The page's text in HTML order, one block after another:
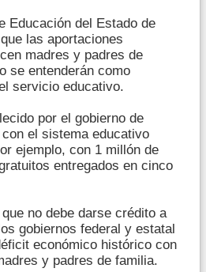
Educación del Estado de
las aportaciones
madres y padres de
se entenderán como
servicio educativo.
por el gobierno de
el sistema educativo
ejemplo, con 1 millón de
entregados en cinco
no debe darse crédito a
gobiernos federal y estatal
económico histórico con
y padres de familia.